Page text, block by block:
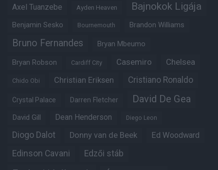
Axel Tuanzebe Ayden Heaven Bajnokok Ligája
Benjamin Sesko Bournemouth Brandon Williams
Bruno Fernandes Bryan Mbeumo
Bryan Robson Cardiff City Casemiro Chelsea
Chido Obi Christian Eriksen Cristiano Ronaldo
Crystal Palace Darren Fletcher David De Gea
David Gill Dean Henderson Diego Leon
Diogo Dalot Donny van de Beek Ed Woodward
Edinson Cavani Edzői stáb